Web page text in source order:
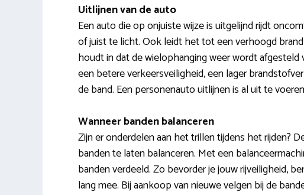
Uitlijnen van de auto
Een auto die op onjuiste wijze is uitgelijnd rijdt
of juist te licht. Ook leidt het tot een verhoogd
houdt in dat de wielophanging weer wordt
een betere verkeersveiligheid, een lager
de band. Een personenauto uitlijnen is al uit te
Wanneer banden balanceren
Zijn er onderdelen aan het trillen tijdens het rijden?
banden te laten balanceren. Met een
banden verdeeld. Zo bevorder je jouw rijveiligheid,
lang mee. Bij aankoop van nieuwe velgen bij de